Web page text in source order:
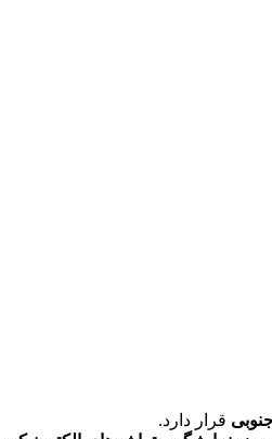
قرار دارد.